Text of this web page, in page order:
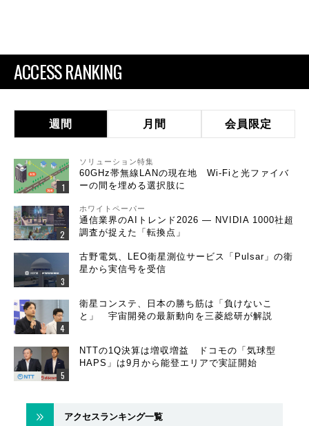
ACCESS RANKING
週間 月間 会員限定
ソリューション特集
60GHz帯無線LANの現在地 Wi-Fiと光ファイバ
ーの間を埋める選択肢に
ホワイトペーパー
通信業界のAIトレンド2026 ― NVIDIA 1000社超
調査が捉えた「転換点」
古野電気、LEO衛星測位サービス「Pulsar」の衛
星から実信号を受信
衛星コンステ、日本の勝ち筋は「負けないこ
と」 宇宙開発の最新動向を三菱総研が解説
NTTの1Q決算は増収増益 ドコモの「気球型
HAPS」は9月から能登エリアで実証開始
アクセスランキング一覧